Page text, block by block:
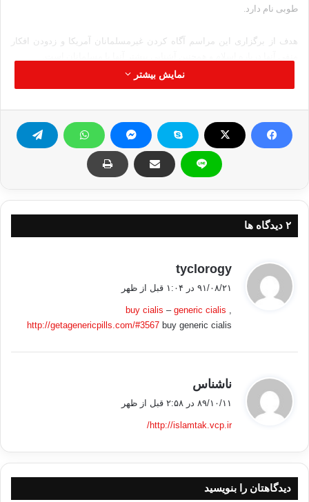
طوبی نام دارد.
هدف از برگزاری این مراسم آگاه کردن غیرمسلمانان آمریکا و زدودن افکار
برگرفته از دانشجويان اهل سنت شمال كشور
اسلام نيويورك مساجد غير مسلمانان
کپی آدرس
نمایش بیشتر
‫۲ دیدگاه ها
tyclorogy
:
۹۱/۰۸/۲۱ در ۱:۰۴ قبل از ظهر
buy cialis – generic cialis ,
http://getagenericpills.com/#3567 buy generic cialis
ناشناس
:
۸۹/۱۰/۱۱ در ۲:۵۸ قبل از ظهر
http://islamtak.vcp.ir/
دیدگاهتان را بنویسید